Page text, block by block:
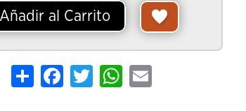
Añadir al Carrito
Share FacebookTwitter WhatsApp